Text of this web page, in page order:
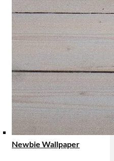
Newbie Wallpaper